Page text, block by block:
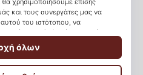
KICKZ.gr